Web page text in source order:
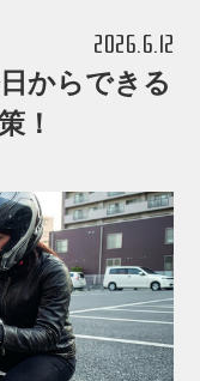
2026.6.12
からできる
！